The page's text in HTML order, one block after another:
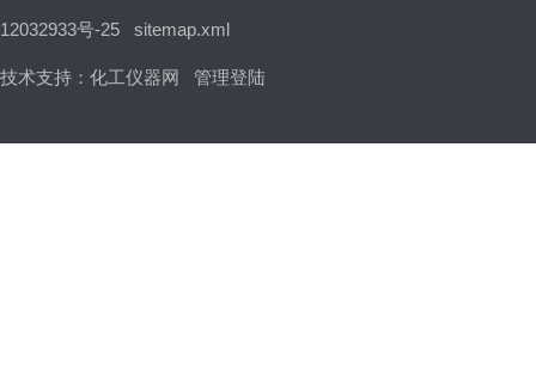
12032933号-25 sitemap.xml
技术支持： 化工仪器网 管理登陆